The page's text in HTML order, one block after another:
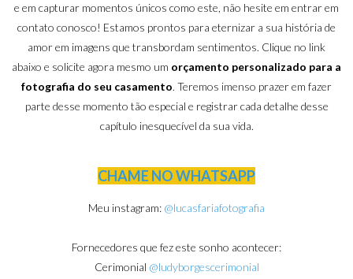
e em capturar momentos únicos como este, não hesite em entrar em
contato conosco! Estamos prontos para eternizar a sua história de
amor em imagens que transbordam sentimentos. Clique no link
abaixo e solicite agora mesmo um orçamento personalizado para a
fotografia do seu casamento. Teremos imenso prazer em fazer
parte desse momento tão especial e registrar cada detalhe desse
capítulo inesquecível da sua vida.
CHAME NO WHATSAPP
Meu instagram: @lucasfariafotografia
Fornecedores que fez este sonho acontecer:
Cerimonial @ludyborgescerimonial